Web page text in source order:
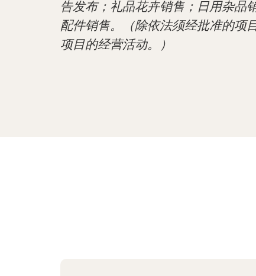
告发布；礼品花卉销售；日用杂品
配件销售。（除依法须经批准的项
项目的经营活动。）